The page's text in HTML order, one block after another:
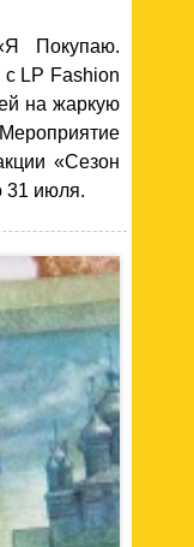
Покупаю.
LP Fashion
на жаркую
«Сезон
31 июля.